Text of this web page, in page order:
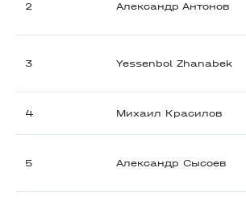
2 Александр Антонов
3 Yessenbol Zhanabek
4 Михаил Красилов
5 Александр Сысоев